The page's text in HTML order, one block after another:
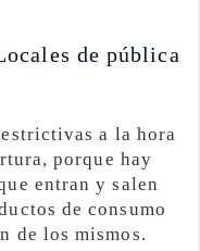
de pública
a la hora
porque hay
entran y salen
de consumo
de los mismos.